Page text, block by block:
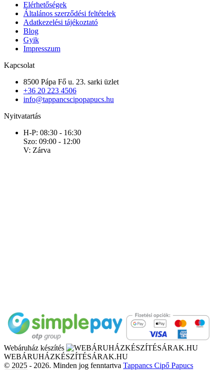
Elérhetőségek
Általános szerződési feltételek
Adatkezelési tájékoztató
Blog
Gyik
Impresszum
Kapcsolat
8500 Pápa Fő u. 23. sarki üzlet
+36 20 223 4506
info@tappancscipopapucs.hu
Nyitvatartás
H-P: 08:30 - 16:30
Szo: 09:00 - 12:00
V: Zárva
Webáruház készítés
WEBÁRUHÁZKÉSZÍTÉSÁRAK.HU
© 2025 - 2026. Minden jog fenntartva Tappancs Cipő Papucs